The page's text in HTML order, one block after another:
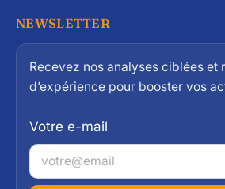
NEWSLETTER
Recevez nos analyses ciblées et
d’expérience pour booster vos
Votre e-mail